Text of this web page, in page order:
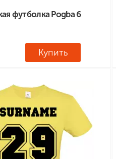
футболка Pogba 6
Купить